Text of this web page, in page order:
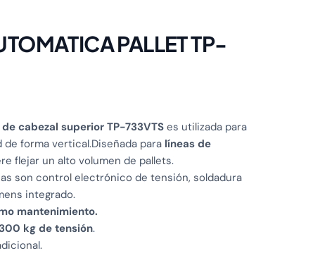
PALLET TP-
cabezal superior TP-733VTSes utilizada para
de forma vertical.Diseñada para líneas de
flejar un alto volumen de pallets.
son control electrónico de tensión, soldadura
integrado.
mantenimiento.
kg de tensión.